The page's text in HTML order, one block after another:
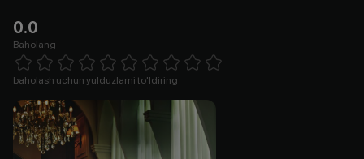
0.0
Baholang
1 Star 2 Stars 3 Stars 4 Stars5 Stars 6 Stars7 Stars8 Stars
baholash uchun yulduzlarni to'ldiring